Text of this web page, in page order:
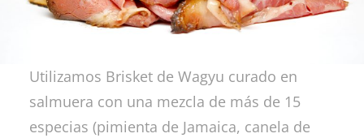
Utilizamos Brisket de Wagyu curado en
salmuera con una mezcla de más de 15
especias (pimienta de Jamaica, canela de